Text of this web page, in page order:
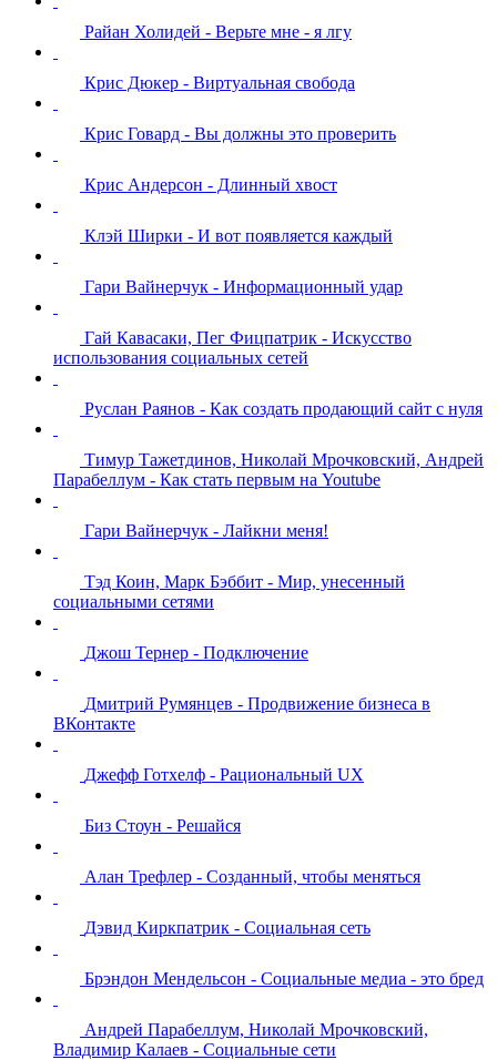
Райан Холидей - Верьте мне - я лгу
Крис Дюкер - Виртуальная свобода
Крис Говард - Вы должны это проверить
Крис Андерсон - Длинный хвост
Клэй Ширки - И вот появляется каждый
Гари Вайнерчук - Информационный удар
Гай Кавасаки, Пег Фицпатрик - Искусство
использования социальных сетей
Руслан Раянов - Как создать продающий сайт с нуля
Тимур Тажетдинов, Николай Мрочковский, Андрей
Парабеллум - Как стать первым на Youtube
Гари Вайнерчук - Лайкни меня!
Тэд Коин, Марк Бэббит - Мир, унесенный
социальными сетями
Джош Тернер - Подключение
Дмитрий Румянцев - Продвижение бизнеса в
ВКонтакте
Джефф Готхелф - Рациональный UX
Биз Стоун - Решайся
Алан Трефлер - Созданный, чтобы меняться
Дэвид Киркпатрик - Социальная сеть
Брэндон Мендельсон - Социальные медиа - это бред
Андрей Парабеллум, Николай Мрочковский,
Владимир Калаев - Социальные сети